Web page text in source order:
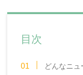
目次
どんなニュ